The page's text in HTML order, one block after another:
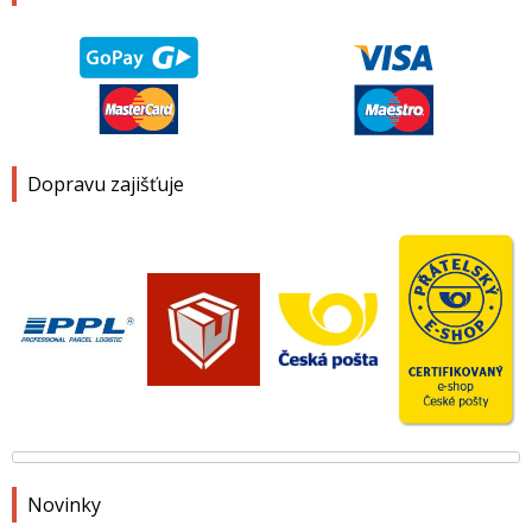
Dopravu zajišťuje
Novinky